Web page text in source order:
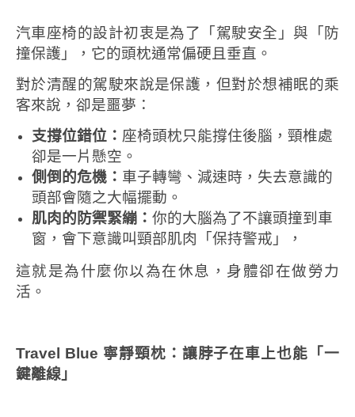
汽車座椅的設計初衷是為了「駕駛安全」與「防
撞保護」，它的頭枕通常偏硬且垂直。
對於清醒的駕駛來說是保護，但對於想補眠的乘
客來說，卻是噩夢：
支撐位錯位： 座椅頭枕只能撐住後腦，頸椎處
卻是一片懸空。
側倒的危機： 車子轉彎、減速時，失去意識的
頭部會隨之大幅擺動。
肌肉的防禦緊繃： 你的大腦為了不讓頭撞到車
窗，會下意識叫頸部肌肉「保持警戒」，
這就是為什麼你以為在休息，身體卻在做勞力
活。
Travel Blue 寧靜頸枕：讓脖子在車上也能「一
鍵離線」